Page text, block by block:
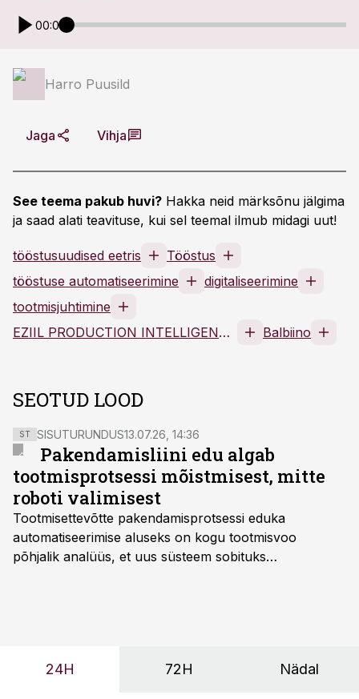
00:00
Harro Puusild
Jaga Vihja
See teema pakub huvi? Hakka neid märksõnu jälgima
ja saad alati teavituse, kui sel teemal ilmub midagi uut!
tööstusuudised eetris
Tööstus
tööstuse automatiseerimine
digitaliseerimine
tootmisjuhtimine
EZIIL PRODUCTION INTELLIGENCE OÜ
Balbiino
SEOTUD LOOD
ST SISUTURUNDUS13.07.26, 14:36
Pakendamisliini edu algab
tootmisprotsessi mõistmisest, mitte
roboti valimisest
Tootmisettevõtte pakendamisprotsessi eduka
automatiseerimise aluseks on kogu tootmisvoo
põhjalik analüüs, et uus süsteem sobituks
OÜ tegevjuht Sander Mitendorf.
24H 72H Nädal